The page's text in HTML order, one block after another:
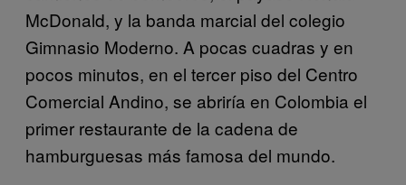
McDonald, y la banda marcial del colegio
Gimnasio Moderno. A pocas cuadras y en
pocos minutos, en el tercer piso del Centro
Comercial Andino, se abriría en Colombia el
primer restaurante de la cadena de
hamburguesas más famosa del mundo.